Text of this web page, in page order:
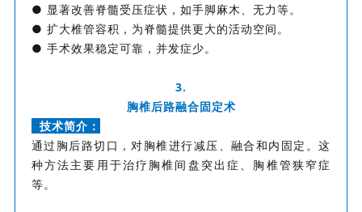
● 显著改善脊髓受压症状，如手脚麻木、无力等。
● 扩大椎管容积，为脊髓提供更大的活动空间。
● 手术效果稳定可靠，并发症少。
3.
胸椎后路融合固定术
技术简介：
通过胸后路切口，对胸椎进行减压、融合和内固定。这
种方法主要用于治疗胸椎间盘突出症、胸椎管狭窄症
等。